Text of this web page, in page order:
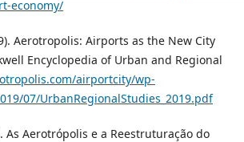
economy/
Aerotropolis: Airports as the New City
Encyclopedia of Urban and Regional
airportcity/wp-
07/UrbanRegionalStudies_2019.pdf
As Aerotrópolis e a Reestruturação do